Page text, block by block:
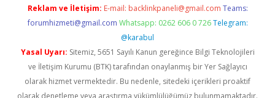
Reklam ve İletişim: E-mail: backlinkpaneli@gmail.com Teams:
forumhizmeti@gmail.com Whatsapp: 0262 606 0 726 Telegram:
@karabul
Yasal Uyarı: Sitemiz, 5651 Sayılı Kanun gereğince Bilgi Teknolojileri
ve İletişim Kurumu (BTK) tarafından onaylanmış bir Yer Sağlayıcı
olarak hizmet vermektedir. Bu nedenle, sitedeki içerikleri proaktif
olarak denetleme veya araştırma yükümlülüğümüz bulunmamaktadır.